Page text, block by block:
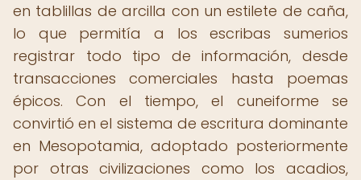
en tablillas de arcilla con un estilete de caña,
lo que permitía a los escribas sumerios
registrar todo tipo de información, desde
transacciones comerciales hasta poemas
épicos. Con el tiempo, el cuneiforme se
convirtió en el sistema de escritura dominante
en Mesopotamia, adoptado posteriormente
por otras civilizaciones como los acadios,